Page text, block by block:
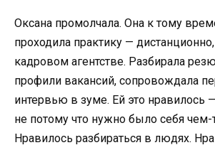
Оксана промолчала. Она к тому
проходила практику —
кадровом агентстве. Разбирала
профили вакансий, сопровождала
интервью в зуме. Ей это нравилось
не потому что нужно было себя чем-
Нравилось разбираться в людях.